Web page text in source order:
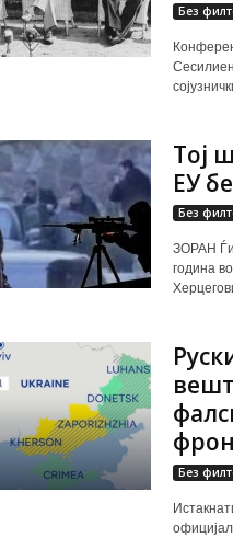
Без
Тој
ЕУ
Без
ЗОРАН
година
Без